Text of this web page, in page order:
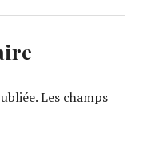
Les champs